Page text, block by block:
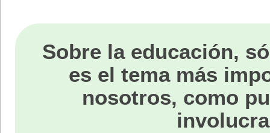
Sobre la educación,
es el tema más
nosotros, como